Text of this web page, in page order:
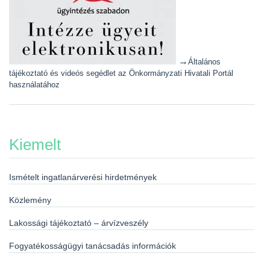
→ Általános
tájékoztató és videós segédlet az Önkormányzati Hivatali Portál
használatához
Kiemelt
Ismételt ingatlanárverési hirdetmények
Közlemény
Lakossági tájékoztató – árvízveszély
Fogyatékosságügyi tanácsadás információk